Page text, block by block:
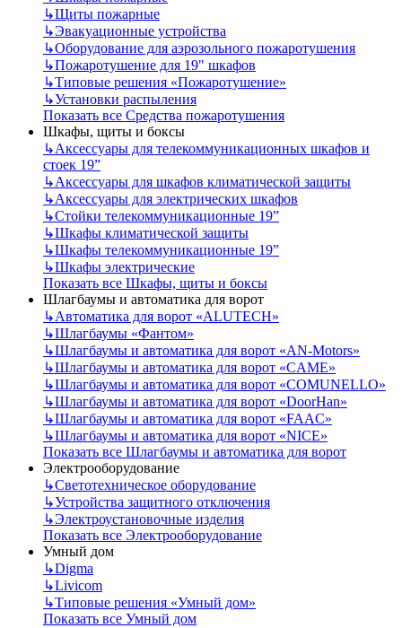
↳Щиты пожарные
↳Эвакуационные устройства
↳Оборудование для аэрозольного пожаротушения
↳Пожаротушение для 19" шкафов
↳Типовые решения «Пожаротушение»
↳Установки распыления
Показать все Средства пожаротушения
Шкафы, щиты и боксы
↳Аксессуары для телекоммуникационных шкафов и
стоек 19”
↳Аксессуары для шкафов климатической защиты
↳Аксессуары для электрических шкафов
↳Стойки телекоммуникационные 19”
↳Шкафы климатической защиты
↳Шкафы телекоммуникационные 19”
↳Шкафы электрические
Показать все Шкафы, щиты и боксы
Шлагбаумы и автоматика для ворот
↳Автоматика для ворот «ALUTECH»
↳Шлагбаумы «Фантом»
↳Шлагбаумы и автоматика для ворот «AN-Motors»
↳Шлагбаумы и автоматика для ворот «CAME»
↳Шлагбаумы и автоматика для ворот «COMUNELLO»
↳Шлагбаумы и автоматика для ворот «DoorHan»
↳Шлагбаумы и автоматика для ворот «FAAC»
↳Шлагбаумы и автоматика для ворот «NICE»
Показать все Шлагбаумы и автоматика для ворот
Электрооборудование
↳Светотехническое оборудование
↳Устройства защитного отключения
↳Электроустановочные изделия
Показать все Электрооборудование
Умный дом
↳Digma
↳Livicom
↳Типовые решения «Умный дом»
Показать все Умный дом